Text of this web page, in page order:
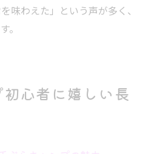
味わえた」という声が多く、
。
心者に嬉しい長